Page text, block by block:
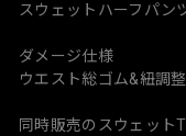
スウェットハーフパン
ダメージ仕様
ウエスト総ゴム&紐調
同時販売のスウェット